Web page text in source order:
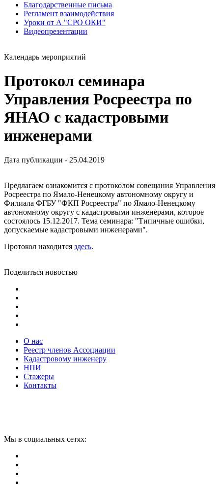
Благодарственные письма
Регламент взаимодействия
Уроки от А "СРО ОКИ"
Видеопрезентации
Календарь мероприятий
Протокол семинара
Управления Росреестра по
ЯНАО с кадастровыми
инженерами
Дата публикации - 25.04.2019
Предлагаем ознакомится с протоколом совещания Управления
Росреестра по Ямало-Ненецкому автономному округу и
Филиала ФГБУ "ФКП Росреестра" по Ямало-Ненецкому
автономному округу с кадастровыми инженерами, которое
состоялось 15.12.2017. Тема семинара: "Типичные ошибки,
допускаемые кадастровыми инженерами".
Протокол находится здесь.
Поделиться новостью
О нас
Реестр членов Ассоциации
Кадастровому инженеру
НПИ
Стажеры
Контакты
Мы в социальных сетях: